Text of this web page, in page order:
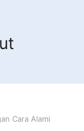
Cara Alami